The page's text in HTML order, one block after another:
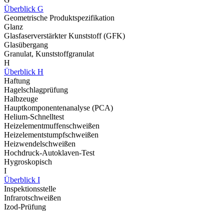
Überblick G
Geometrische Produktspezifikation
Glanz
Glasfaserverstärkter Kunststoff (GFK)
Glasübergang
Granulat, Kunststoffgranulat
H
Überblick H
Haftung
Hagelschlagprüfung
Halbzeuge
Hauptkomponentenanalyse (PCA)
Helium-Schnelltest
Heizelementmuffenschweißen
Heizelementstumpfschweißen
Heizwendelschweißen
Hochdruck-Autoklaven-Test
Hygroskopisch
I
Überblick I
Inspektionsstelle
Infrarotschweißen
Izod-Prüfung